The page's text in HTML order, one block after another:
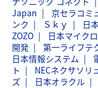
Japan
京セラコミ
ンク
Ｓｋｙ
日
ZOZO
日本マイク
開発
第一ライフテ
日本情報システム
ト
NECネクサソリ
ズ
日本オラクル